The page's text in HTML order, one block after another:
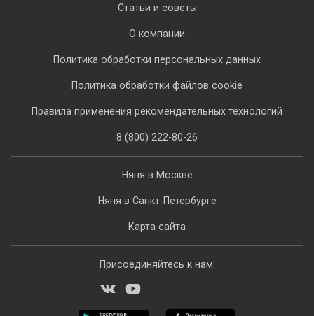
Няня в Москве
Няня в Санкт-Петербурге
Карта сайта
Статьи и советы
О компании
Политика обработки персональных данных
Политика обработки файлов cookie
Правила применения рекомендательных технологий
8 (800) 222-80-26
Присоединяйтесь к нам: